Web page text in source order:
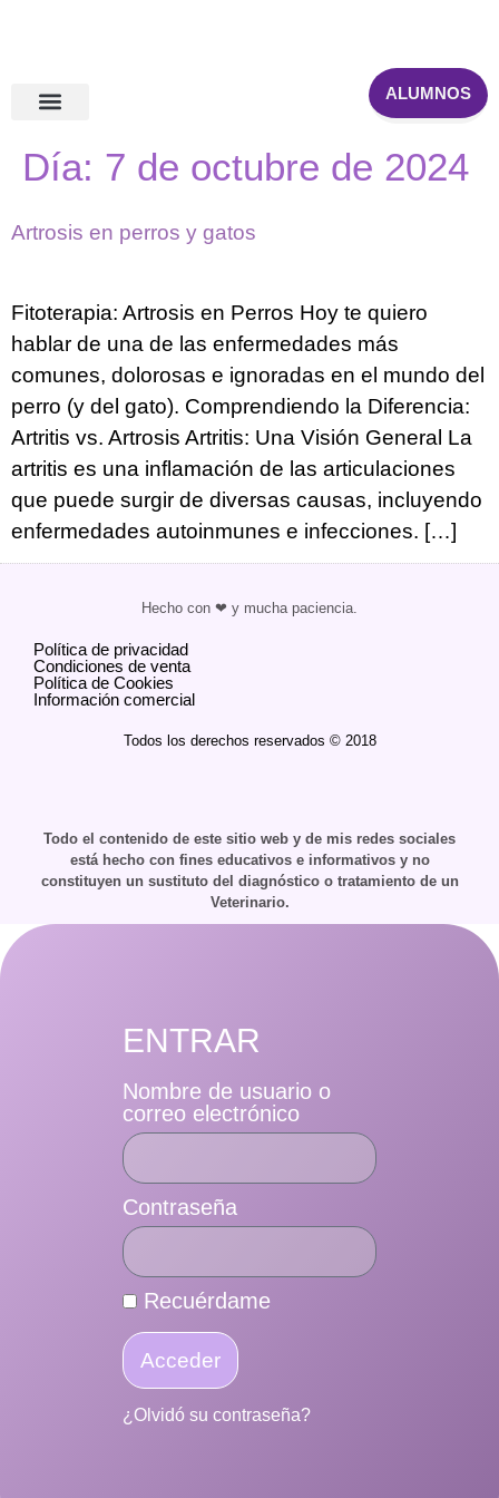
ALUMNOS
Día: 7 de octubre de 2024
Artrosis en perros y gatos
Fitoterapia: Artrosis en Perros Hoy te quiero
hablar de una de las enfermedades más
comunes, dolorosas e ignoradas en el mundo del
perro (y del gato). Comprendiendo la Diferencia:
Artritis vs. Artrosis Artritis: Una Visión General La
artritis es una inflamación de las articulaciones
que puede surgir de diversas causas, incluyendo
enfermedades autoinmunes e infecciones. […]
Hecho con ❤ y mucha paciencia.
Política de privacidad
Condiciones de venta
Política de Cookies
Información comercial
Todos los derechos reservados © 2018
Todo el contenido de este sitio web y de mis redes sociales
está hecho con fines educativos e informativos y no
constituyen un sustituto del diagnóstico o tratamiento de un
Veterinario.
ENTRAR
Nombre de usuario o
correo electrónico
Contraseña
Recuérdame
Acceder
¿Olvidó su contraseña?